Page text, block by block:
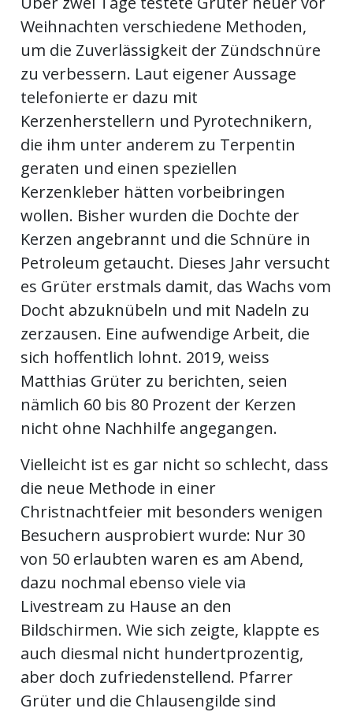
Weihnachten verschiedene Methoden,
um die Zuverlässigkeit der Zündschnüre
zu verbessern. Laut eigener Aussage
telefonierte er dazu mit
Kerzenherstellern und Pyrotechnikern,
die ihm unter anderem zu Terpentin
geraten und einen speziellen
Kerzenkleber hätten vorbeibringen
wollen. Bisher wurden die Dochte der
Kerzen angebrannt und die Schnüre in
Petroleum getaucht. Dieses Jahr versucht
es Grüter erstmals damit, das Wachs vom
Docht abzuknübeln und mit Nadeln zu
zerzausen. Eine aufwendige Arbeit, die
sich hoffentlich lohnt. 2019, weiss
Matthias Grüter zu berichten, seien
nämlich 60 bis 80 Prozent der Kerzen
nicht ohne Nachhilfe angegangen.
Vielleicht ist es gar nicht so schlecht, dass
die neue Methode in einer
Christnachtfeier mit besonders wenigen
Besuchern ausprobiert wurde: Nur 30
von 50 erlaubten waren es am Abend,
dazu nochmal ebenso viele via
Livestream zu Hause an den
Bildschirmen. Wie sich zeigte, klappte es
auch diesmal nicht hundertprozentig,
aber doch zufriedenstellend. Pfarrer
Grüter und die Chlausengilde sind